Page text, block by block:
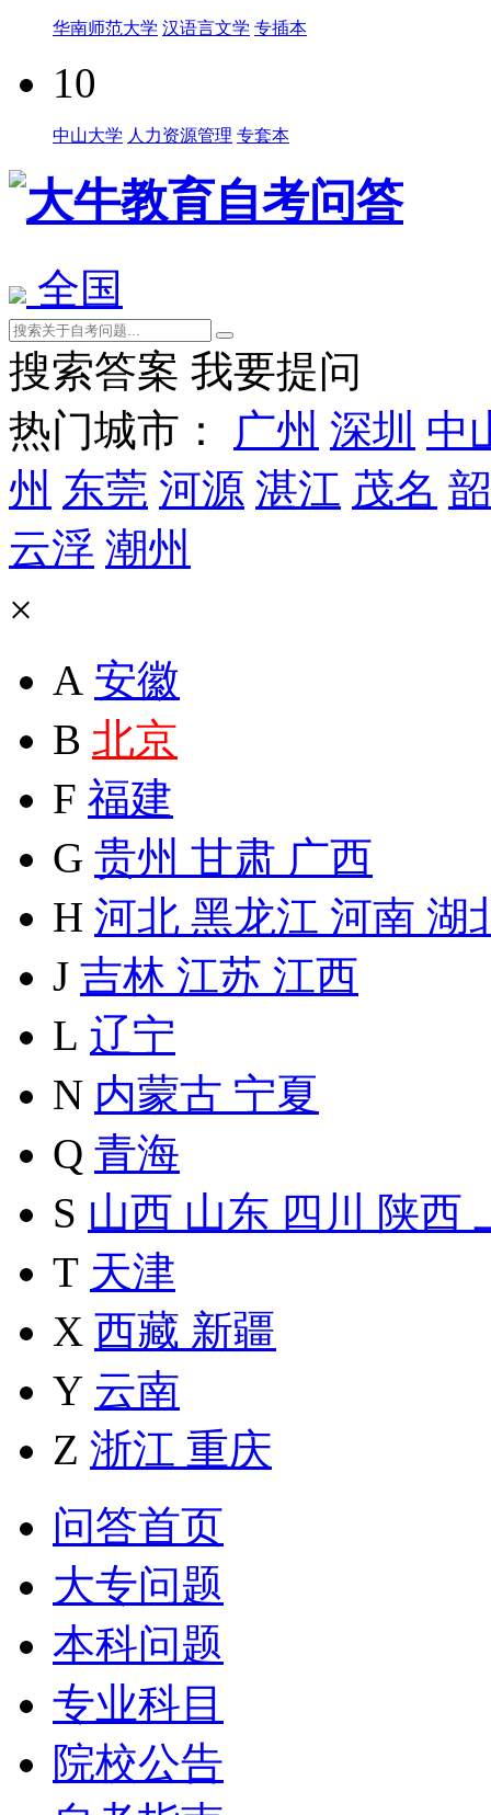
华南师范大学 汉语言文学 专插本
10
中山大学 人力资源管理 专套本
全国
搜索答案 我要提问
热门城市：
广州 深圳 中
州 东莞 河源 湛江 茂名
云浮 潮州
×
A 安徽
B 北京
F 福建
G 贵州 甘肃 广西
H 河北 黑龙江 河南 湖
J 吉林 江苏 江西
L 辽宁
N 内蒙古 宁夏
Q 青海
S 山西 山东 四川 陕西
T 天津
X 西藏 新疆
Y 云南
Z 浙江 重庆
问答首页
大专问题
本科问题
专业科目
院校公告